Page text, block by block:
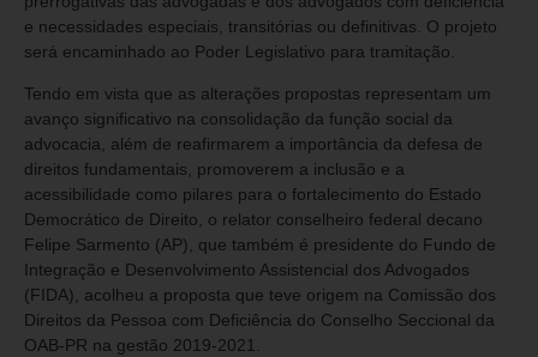
e necessidades especiais, transitórias ou definitivas. O projeto
será encaminhado ao Poder Legislativo para tramitação.
Tendo em vista que as alterações propostas representam um
avanço significativo na consolidação da função social da
advocacia, além de reafirmarem a importância da defesa de
direitos fundamentais, promoverem a inclusão e a
acessibilidade como pilares para o fortalecimento do Estado
Democrático de Direito, o relator conselheiro federal decano
Felipe Sarmento (AP), que também é presidente do Fundo de
Integração e Desenvolvimento Assistencial dos Advogados
(FIDA), acolheu a proposta que teve origem na Comissão dos
Direitos da Pessoa com Deficiência do Conselho Seccional da
OAB-PR na gestão 2019-2021.